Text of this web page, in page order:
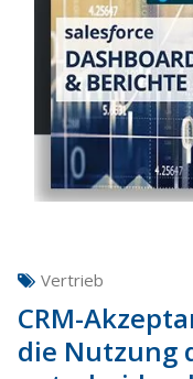
Vertrieb
CRM-
die Nutzung